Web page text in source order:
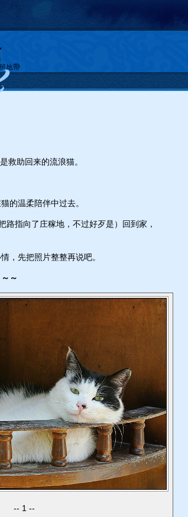
救助回来的流浪猫。
的温柔陪伴中过去。
指向了庄稼地，不过好歹是）回到家，
，先把照片整整再说吧。
～
1